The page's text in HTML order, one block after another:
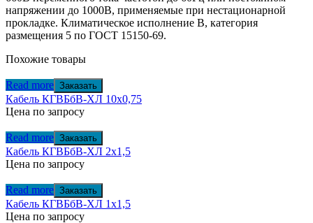
напряжении до 1000В, применяемые при нестационарной
прокладке. Климатическое исполнение В, категория
размещения 5 по ГОСТ 15150-69.
Похожие товары
Read more Заказать
Кабель КГВБбВ-ХЛ 10х0,75
Цена по запросу
Read more Заказать
Кабель КГВБбВ-ХЛ 2х1,5
Цена по запросу
Read more Заказать
Кабель КГВБбВ-ХЛ 1х1,5
Цена по запросу